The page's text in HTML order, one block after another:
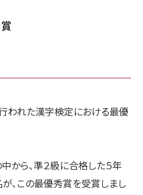
われた漢字検定における最優
から、準２級に合格した５年
、この最優秀賞を受賞しまし